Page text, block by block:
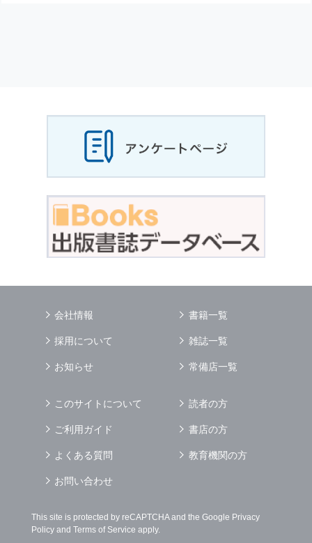
会社情報
採用について
お知らせ
書籍一覧
雑誌一覧
常備店一覧
このサイトについて
ご利用ガイド
よくある質問
お問い合わせ
読者の方
書店の方
教育機関の方
This site is protected by reCAPTCHA and the Google Privacy
Policyand Terms of Service apply.